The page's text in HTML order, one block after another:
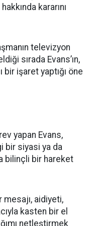
kararını
televizyon
sırada Evans’ın,
bir işaret yaptığı öne
yapan Evans,
bir siyasi ya da
bilinçli bir hareket
mesajı, aidiyeti,
kasten bir el
netleştirmek